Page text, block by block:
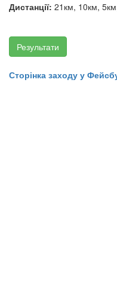
Дистанції: 21км, 10км,
Результати
Сторінка заходу у